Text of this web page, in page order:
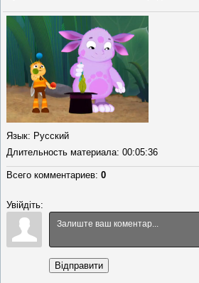
Язык: Русский
Длительность материала: 00:05:36
Всего комментариев: 0
Увійдіть:
Відправити